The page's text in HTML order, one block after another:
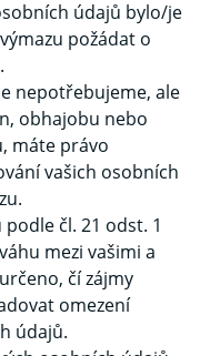
údajů bylo/je
požádat o
nepotřebujeme, ale
obhajobu nebo
máte právo
vašich osobních
čl. 21 odst. 1
mezi vašimi a
čí zájmy
omezení
údajů.